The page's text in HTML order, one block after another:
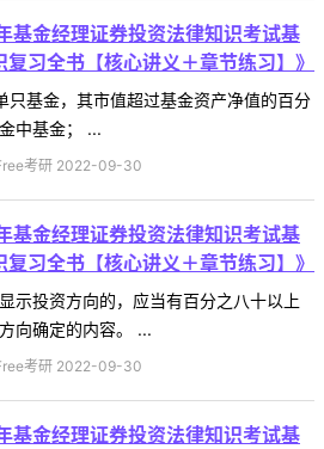
金经理证券投资法律知识考试基
习全书【核心讲义＋章节练习】》
只基金，其市值超过基金资产净值的百分
中基金； ...
考研 2022-09-30
金经理证券投资法律知识考试基
习全书【核心讲义＋章节练习】》
示投资方向的，应当有百分之八十以上
向确定的内容。 ...
考研 2022-09-30
金经理证券投资法律知识考试基